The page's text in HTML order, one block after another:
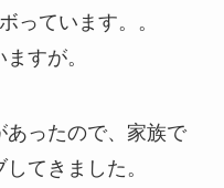
っています。。
すが。
ったので、家族で
てきました。